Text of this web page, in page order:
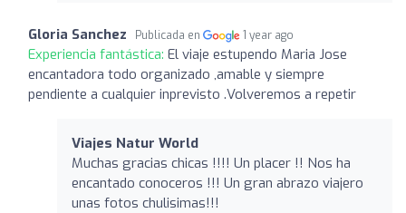
Gloria Sanchez Publicada en 1 year ago
Experiencia fantástica: El viaje estupendo Maria Jose
encantadora todo organizado ,amable y siempre
pendiente a cualquier inprevisto .Volveremos a repetir
Viajes Natur World
Muchas gracias chicas !!!! Un placer !! Nos ha
encantado conoceros !!! Un gran abrazo viajero
unas fotos chulisimas!!!